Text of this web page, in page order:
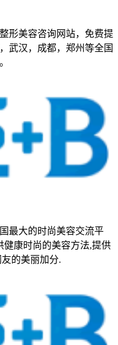
形美容咨询网站，免费提
武汉，成都，郑州等全国
最大的时尚美容交流平
健康时尚的美容方法,提供
的美丽加分.